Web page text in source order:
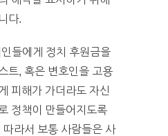
다.
들에게 정치 후원금을
트, 혹은 변호인을 고용
피해가 가더라도 자신
정책이 만들어지도록
라서 보통 사람들은 사